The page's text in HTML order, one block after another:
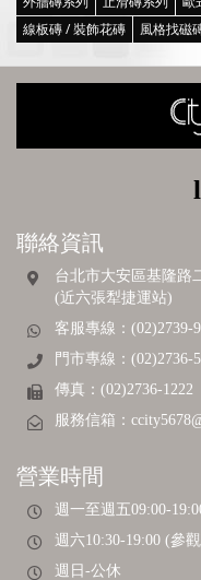
線板磚 / 裝飾花磚
風格找磁
聯絡資訊
台北市大安區基隆路
(近六張犁捷運站)
客服專線：(02)2739-
門市專線：(02)2736-
傳真：(02)2736-1222
服務信箱：
營業時間
週一至週五09:00-
週六10:30-19:00 (參
週日-公休